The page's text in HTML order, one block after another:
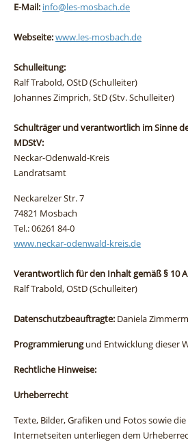
E-Mail: info@les-mosbach.de
Webseite:www.les-mosbach.de
Schulleitung:
Ralf Trabold, OStD (Schulleiter)
Johannes Zimprich, StD (Stv. Schulleiter)
Schulträger und verantwortlich im Sinne
MDStV:
Neckar-Odenwald-Kreis
Landratsamt
Neckarelzer Str. 7
74821 Mosbach
Tel.: 06261 84-0
www.neckar-odenwald-kreis.de
Verantwortlich für den Inhalt gemäß § 10
Ralf Trabold, OStD (Schulleiter)
Datenschutzbeauftragte: Daniela
Programmierungund Entwicklung dieser
Rechtliche Hinweise:
Urheberrecht
Texte, Bilder, Grafiken und Fotos sowie
Internetseiten unterliegen dem